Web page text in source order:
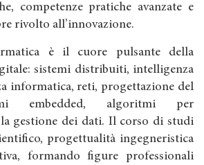
competenze pratiche avanzate e
rivolto all’innovazione.
è il cuore pulsante della
sistemi distribuiti, intelligenza
informatica, reti, progettazione del
embedded, algoritmi per
la gestione dei dati. Il corso di studi
progettualità ingegneristica
formando figure professionali